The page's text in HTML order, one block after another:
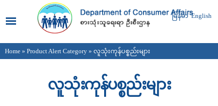
main
content
မြန်မာ English
You are here
Home » Product Alert Category » လူသုံးကုန်ပစ္စည်းများ
လူသုံးကုန်ပစ္စည်းများ